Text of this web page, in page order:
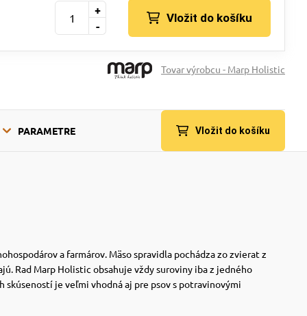
-
+
Vložit do košíku
Tovar výrobcu - Marp Holistic
PARAMETRE Vložit do košíku
a farmárov. Mäso spravidla pochádza zo zvierat z
Rad Marp Holistic obsahuje vždy suroviny iba z jedného
skúseností je veľmi vhodná aj pre psov s potravinovými